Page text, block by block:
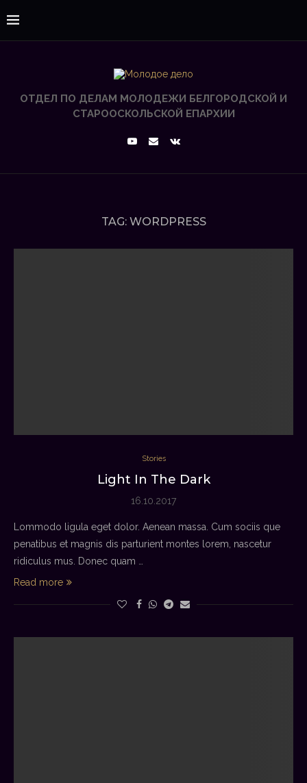
ОТДЕЛ ПО ДЕЛАМ МОЛОДЕЖИ БЕЛГОРОДСКОЙ И
СТАРООСКОЛЬСКОЙ ЕПАРХИИ
TAG: WORDPRESS
Stories
Light In The Dark
16.10.2017
Lommodo ligula eget dolor. Aenean massa. Cum sociis que
penatibus et magnis dis parturient montes lorem, nascetur
ridiculus mus. Donec quam …
Read more